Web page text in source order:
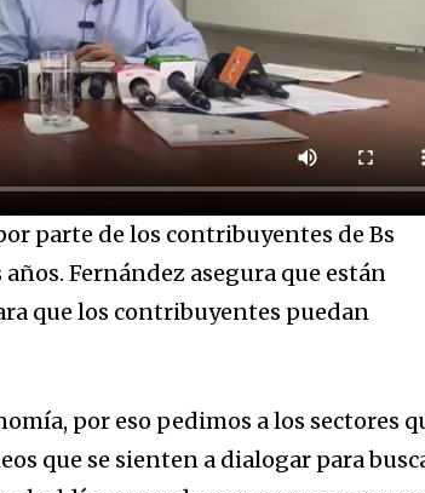
with us.
parte de los contribuyentes de Bs
Fernández asegura que están
que los contribuyentes puedan
por eso pedimos a los sectores
que se sienten a dialogar para